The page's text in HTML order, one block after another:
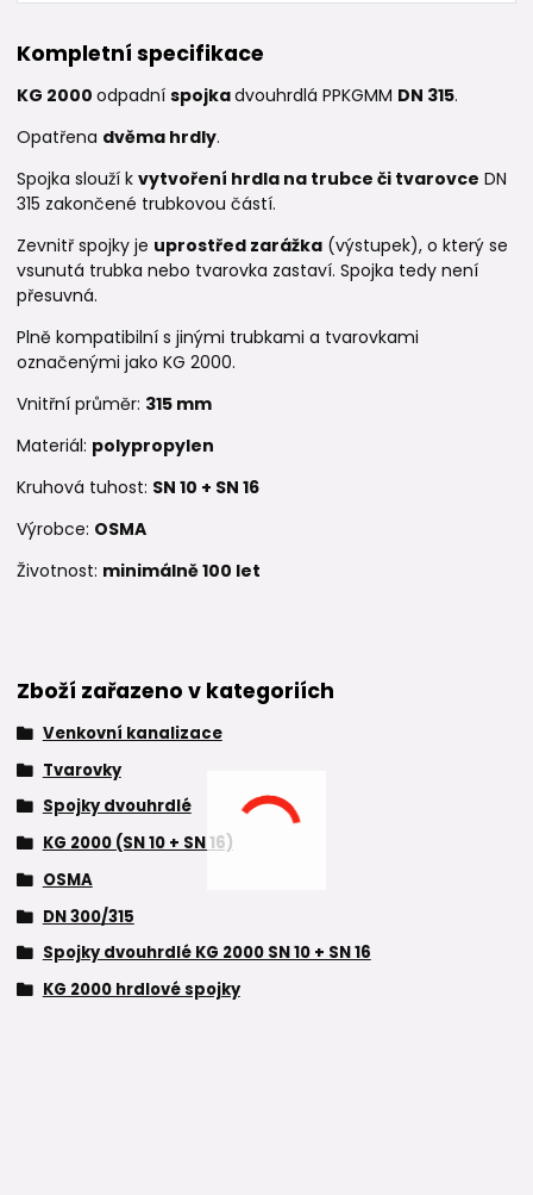
Kompletní specifikace
KG 2000 odpadní spojkadvouhrdlá PPKGMM DN 315.
Opatřena dvěma hrdly.
Spojka slouží k vytvoření hrdla na trubce či tvarovce DN
315 zakončené trubkovou částí.
Zevnitř spojky je uprostřed zarážka (výstupek), o který se
vsunutá trubka nebo tvarovka zastaví. Spojka tedy není
přesuvná.
Plně kompatibilní s jinými trubkami a tvarovkami
označenými jako KG 2000.
Vnitřní průměr: 315 mm
Materiál: polypropylen
Kruhová tuhost: SN 10 + SN 16
Výrobce: OSMA
Životnost: minimálně 100 let
Zboží zařazeno v kategoriích
Venkovní kanalizace
Tvarovky
Spojky dvouhrdlé
KG 2000 (SN 10 + SN 16)
OSMA
DN 300/315
Spojky dvouhrdlé KG 2000 SN 10 + SN 16
KG 2000 hrdlové spojky